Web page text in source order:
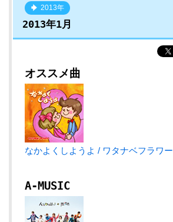
2013年
2013年1月
オススメ曲
なかよくしようよ / ワタナベフラワー
A-MUSIC